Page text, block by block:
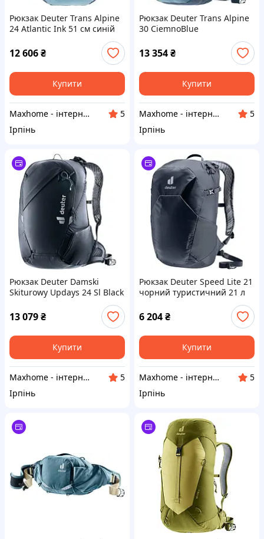
Рюкзак Deuter Trans Alpine
24 Atlantic Ink 51 см синій
12 606₴
Купити
Maxhome - інтернет магазин
5
Ірпінь
Рюкзак Deuter Trans Alpine
30 CiemnoBlue
13 354₴
Купити
Maxhome - інтернет магазин
5
Ірпінь
Рюкзак Deuter Damski
Skiturowy Updays 24 Sl Black
13 079₴
Купити
Maxhome - інтернет магазин
5
Ірпінь
Рюкзак Deuter Speed Lite 21
чорний туристичний 21 л
6 204₴
Купити
Maxhome - інтернет магазин
5
Ірпінь